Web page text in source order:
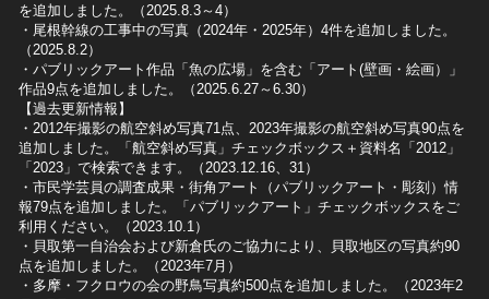
を追加しました。（2025.8.3～4）
​・尾根幹線の工事中の写真（2024年・2025年）4件を追加しました。
（2025.8.2）
​・パブリックアート作品「魚の広場」を含む「アート(壁画・絵画）」
作品9点を追加しました。（2025.6.27～6.30）
【過去更新情報】
・2012年撮影の航空斜め写真71点、2023年撮影の航空斜め写真90点を
追加しました。「航空斜め写真」チェックボックス＋資料名「2012」
「2023」で検索できます。（2023.12.16、31）
​・市民学芸員の調査成果・街角アート（パブリックアート・彫刻）情
報79点を追加しました。「パブリックアート」チェックボックスをご
利用ください。（2023.10.1）
・貝取第一自治会および新倉氏のご協力により、貝取地区の写真約90
点を追加しました。（2023年7月）
・多摩・フクロウの会の野鳥写真約500点を追加しました。（2023年2